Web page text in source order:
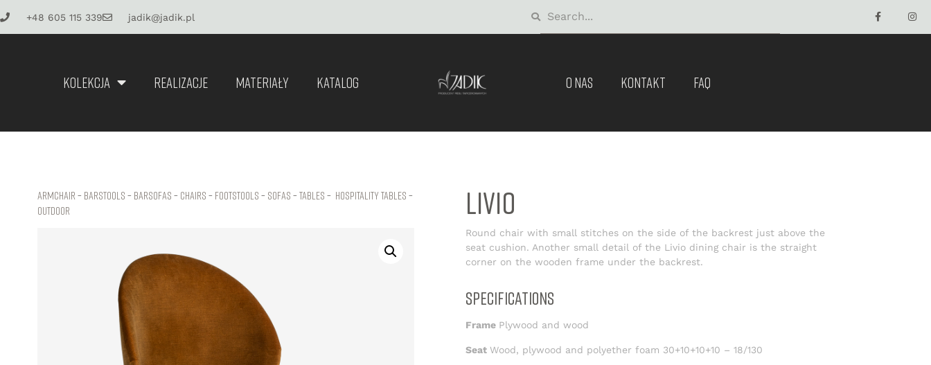
+48 605 115 339 jadik@jadik.pl
KOLEKCJA REALIZACJE MATERIAŁY KATALOG O NAS KONTAKT FAQ
Armchair – Barstools – Barsofas – Chairs – Footstools – Sofas – Tables – hospitality tables –
Outdoor
LIVIO
Round chair with small stitches on the side of the backrest just above the
seat cushion. Another small detail of the Livio dining chair is the straight
corner on the wooden frame under the backrest.
SPECIFICATIONS
Frame Plywood and wood
Seat Wood, plywood and polyether foam 30+10+10+10 – 18/130